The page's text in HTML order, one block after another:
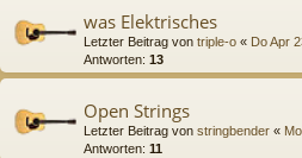
was Elektrisches
Letzter Beitrag von triple-o « Do Apr
Antworten: 13
Open Strings
Letzter Beitrag von stringbender «
Antworten: 11